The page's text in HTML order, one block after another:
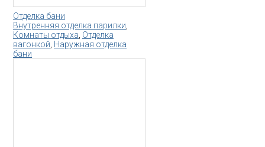
Отделка бани
Внутренняя отделка парилки
Комнаты отдыха Отделка
вагонкой Наружная отделка
бани